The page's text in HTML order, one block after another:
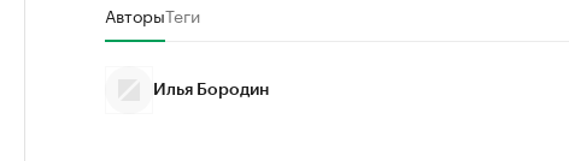
АвторыТеги
Илья Бородин